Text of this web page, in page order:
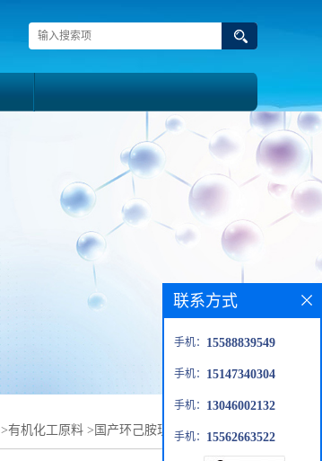
>有机化工原料 > 国产环己胺现货供应价格优惠
联系方式
手机： 15588839549
手机： 15147340304
手机： 13046002132
手机： 15562663522